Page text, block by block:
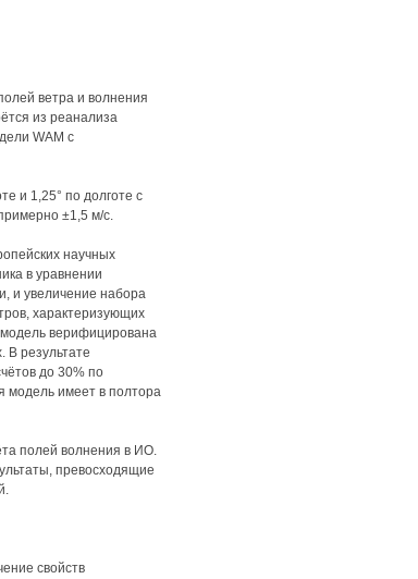
ветра и волнения
из реанализа
WAM с
и 1,25° по долготе с
±1,5 м/с.
научных
в уравнении
и увеличение набора
характеризующих
верифицирована
результате
до 30% по
модель имеет в полтора
полей волнения в ИО.
превосходящие
свойств